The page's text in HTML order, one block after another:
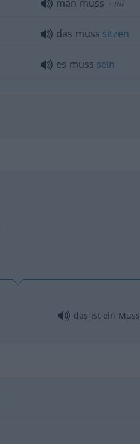
man muss + INF
das muss sitzen
es muss sein
das ist ein Muss